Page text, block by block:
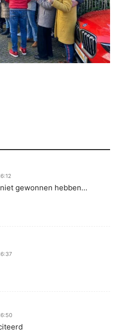
gewonnen hebben…